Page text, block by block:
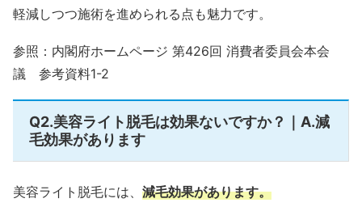
軽減しつつ施術を進められる点も魅力です。
参照：内閣府ホームページ 第426回 消費者委員会本会
議 参考資料1-2
Q2.美容ライト脱毛は効果ないですか？｜A.減
毛効果があります
美容ライト脱毛には、 減毛効果があります。